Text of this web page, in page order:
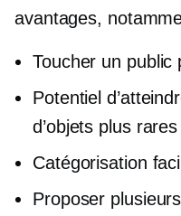
avantages,
Toucher un public
Potentiel
d’objets plus rares
Catégorisation
Proposer